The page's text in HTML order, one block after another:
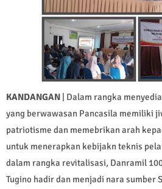
KANDANGAN | Dalam rangka
yang berwawasan Pancasila memiliki
patriotisme dan memebrikan arah
untuk menerapkan kebijakn teknis
dalam rangka revitalisasi, Danramil
Tugino hadir dan menjadi nara sumber